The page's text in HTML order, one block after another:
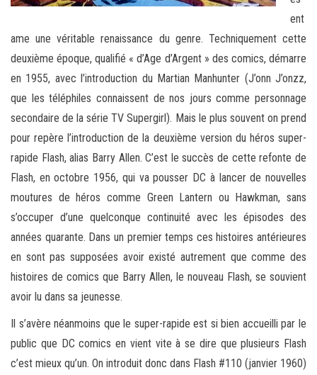
ent
ame une véritable renaissance du genre. Techniquement cette
deuxième époque, qualifié « d’Age d’Argent » des comics, démarre
en 1955, avec l’introduction du Martian Manhunter (J’onn J’onzz,
que les téléphiles connaissent de nos jours comme personnage
secondaire de la série TV Supergirl). Mais le plus souvent on prend
pour repère l’introduction de la deuxième version du héros super-
rapide Flash, alias Barry Allen. C’est le succès de cette refonte de
Flash, en octobre 1956, qui va pousser DC à lancer de nouvelles
moutures de héros comme Green Lantern ou Hawkman, sans
s’occuper d’une quelconque continuité avec les épisodes des
années quarante. Dans un premier temps ces histoires antérieures
en sont pas supposées avoir existé autrement que comme des
histoires de comics que Barry Allen, le nouveau Flash, se souvient
avoir lu dans sa jeunesse.
Il s’avère néanmoins que le super-rapide est si bien accueilli par le
public que DC comics en vient vite à se dire que plusieurs Flash
c’est mieux qu’un. On introduit donc dans Flash #110 (janvier 1960)